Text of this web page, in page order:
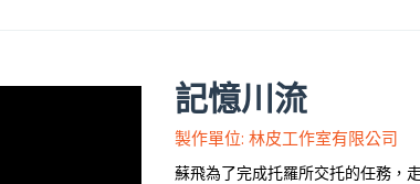
記憶川流
製作單位: 林皮工作室有限公司
蘇飛為了完成托羅所交托的任務，